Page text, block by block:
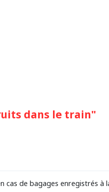
dans le train"
cas de bagages enregistrés